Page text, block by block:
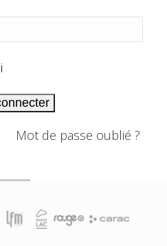
Mot de passe oublié ?